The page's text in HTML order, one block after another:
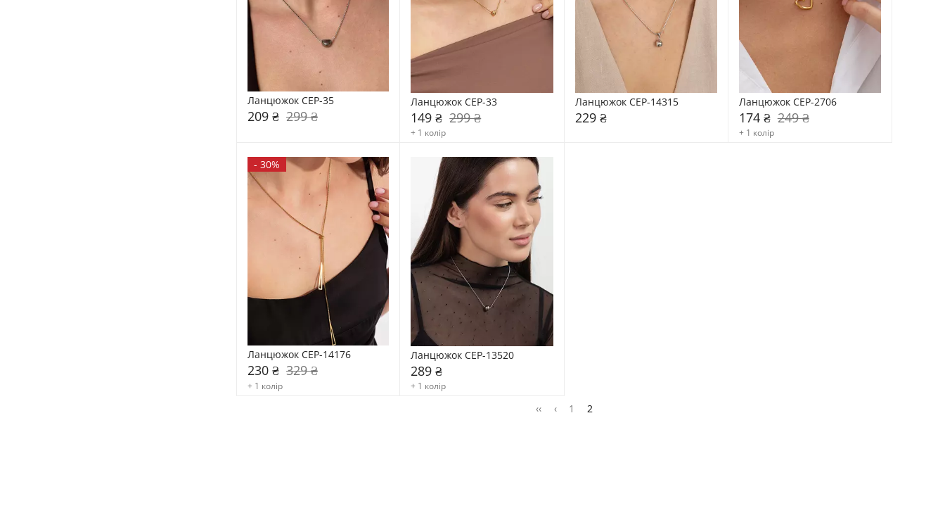
Ланцюжок CEP-35
209 ₴ 299 ₴
Ланцюжок CEP-33
149 ₴ 299 ₴
+ 1 колір
Ланцюжок CEP-14315
229 ₴
Ланцюжок CEP-2706
174 ₴ 249 ₴
+ 1 колір
- 30%
Ланцюжок CEP-14176
230 ₴ 329 ₴
+ 1 колір
Ланцюжок CEP-13520
289 ₴
+ 1 колір
‹‹ ‹ 1 2